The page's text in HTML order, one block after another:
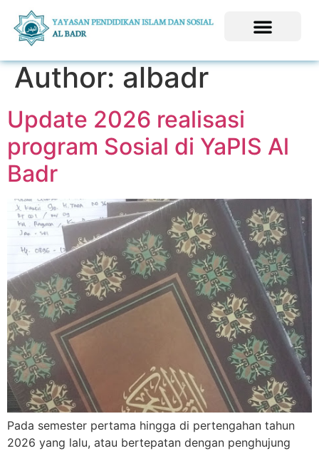
Author: albadr
Update 2026 realisasi
program Sosial di YaPIS Al
Badr
Pada semester pertama hingga di pertengahan tahun
2026 yang lalu, atau bertepatan dengan penghujung